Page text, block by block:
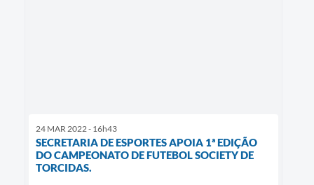
24 MAR 2022 - 16h43
SECRETARIA DE ESPORTES APOIA 1ª EDIÇÃO
DO CAMPEONATO DE FUTEBOL SOCIETY DE
TORCIDAS.